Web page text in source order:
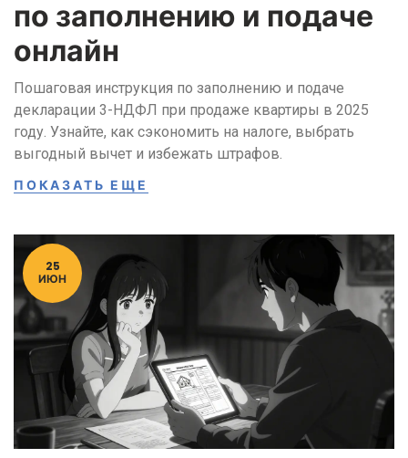
по заполнению и подаче
онлайн
Пошаговая инструкция по заполнению и подаче
декларации 3-НДФЛ при продаже квартиры в 2025
году. Узнайте, как сэкономить на налоге, выбрать
выгодный вычет и избежать штрафов.
ПОКАЗАТЬ ЕЩЕ
25
ИЮН